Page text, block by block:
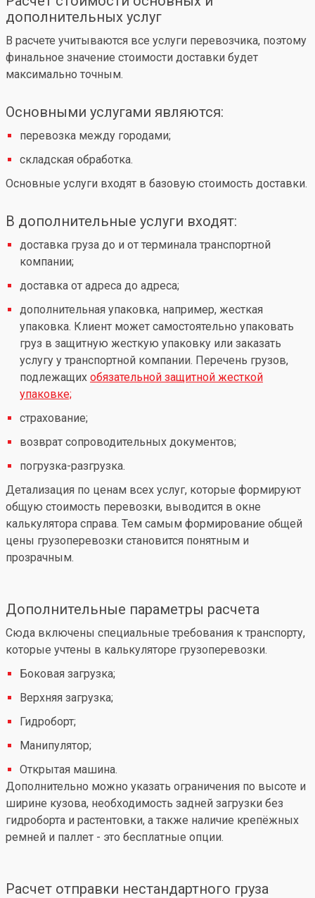
дополнительных услуг
В расчете учитываются все услуги перевозчика, поэтому
финальное значение стоимости доставки будет
максимально точным.
Основными услугами являются:
перевозка между городами;
складская обработка.
Основные услуги входят в базовую стоимость доставки.
В дополнительные услуги входят:
доставка груза до и от терминала транспортной
компании;
доставка от адреса до адреса;
дополнительная упаковка, например, жесткая
упаковка. Клиент может самостоятельно упаковать
груз в защитную жесткую упаковку или заказать
услугу у транспортной компании. Перечень грузов,
подлежащих обязательной защитной жесткой
упаковке;
страхование;
возврат сопроводительных документов;
погрузка-разгрузка.
Детализация по ценам всех услуг, которые формируют
общую стоимость перевозки, выводится в окне
калькулятора справа. Тем самым формирование общей
цены грузоперевозки становится понятным и
прозрачным.
Дополнительные параметры расчета
Сюда включены специальные требования к транспорту,
которые учтены в калькуляторе грузоперевозки.
Боковая загрузка;
Верхняя загрузка;
Гидроборт;
Манипулятор;
Открытая машина.
Дополнительно можно указать ограничения по высоте и
ширине кузова, необходимость задней загрузки без
гидроборта и растентовки, а также наличие крепёжных
ремней и паллет - это бесплатные опции.
Расчет отправки нестандартного груза